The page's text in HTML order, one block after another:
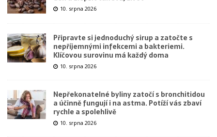
10. srpna 2026
Připravte si jednoduchý sirup a zatočte s
nepříjemnými infekcemi a bakteriemi.
Klíčovou surovinu má každý doma
10. srpna 2026
Nepřekonatelné byliny zatočí s bronchitidou
a účinně fungují i na astma. Potíží vás zbaví
rychle a spolehlivě
10. srpna 2026